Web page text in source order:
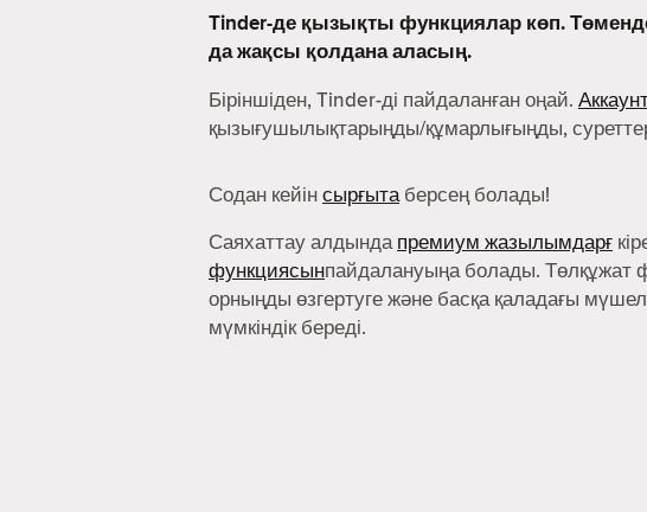
Tinder-де қызықты функциялар көп.
да жақсы қолдана аласың.
Біріншіден, Tinder-ді пайдаланған оңай.
қызығушылықтарыңды/құмарлығыңды,
Содан кейінсырғытаберсең болады!
Саяхаттау алдындапремиум жазылымдарғ
функциясынпайдалануыңа болады. Төлқұжат
орныңды өзгертуге және басқа қаладағы
мүмкіндік береді.